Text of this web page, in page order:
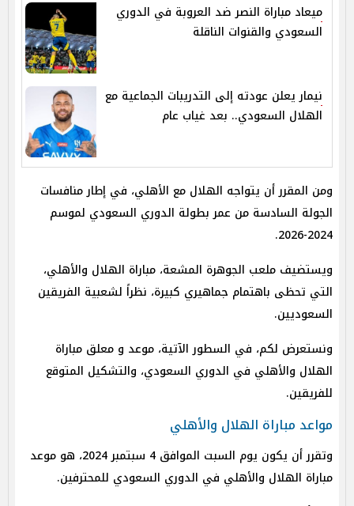
ميعاد مباراة النصر ضد العروبة في الدوري
السعودي والقنوات الناقلة
نيمار يعلن عودته إلى التدريبات الجماعية مع
الهلال السعودي.. بعد غياب عام
ومن المقرر أن يتواجه الهلال مع الأهلي، في إطار منافسات
الجولة السادسة من عمر بطولة الدوري السعودي لموسم
2024-2026.
ويستضيف ملعب الجوهرة المشعة، مباراة الهلال والأهلي،
التي تحظى باهتمام جماهيري كبيرة، نظراً لشعبية الفريقين
السعوديين.
ونستعرض لكم، في السطور الآتية، موعد و معلق مباراة
الهلال والأهلي في الدوري السعودي، والتشكيل المتوقع
للفريقين.
مواعد مباراة الهلال والأهلي
وتقرر أن يكون يوم السبت الموافق 4 سبتمبر 2024، هو موعد
مباراة الهلال والأهلي في الدوري السعودي للمحترفين.